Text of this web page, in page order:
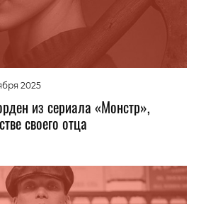
2025
из сериала «Монстр»,
своего отца